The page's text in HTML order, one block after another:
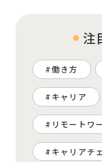
注
働き方
キャリア
リモートワ
キャリアチ